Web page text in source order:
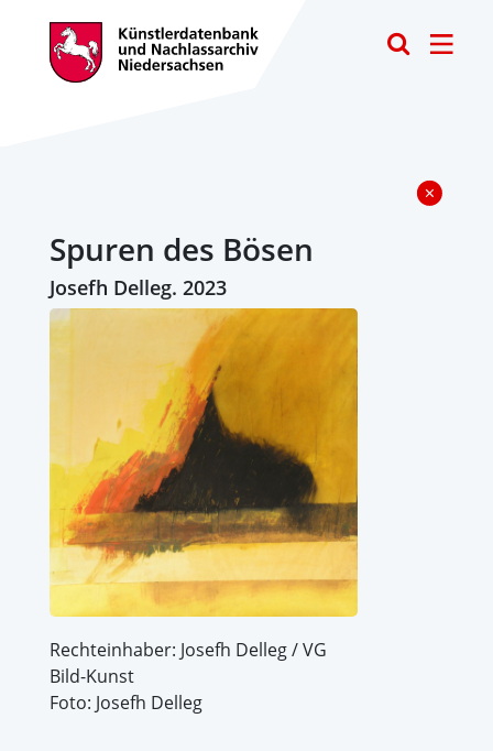
Spuren des Bösen
Josefh Delleg. 2023
Rechteinhaber: Josefh Delleg / VG
Bild-Kunst
Foto: Josefh Delleg